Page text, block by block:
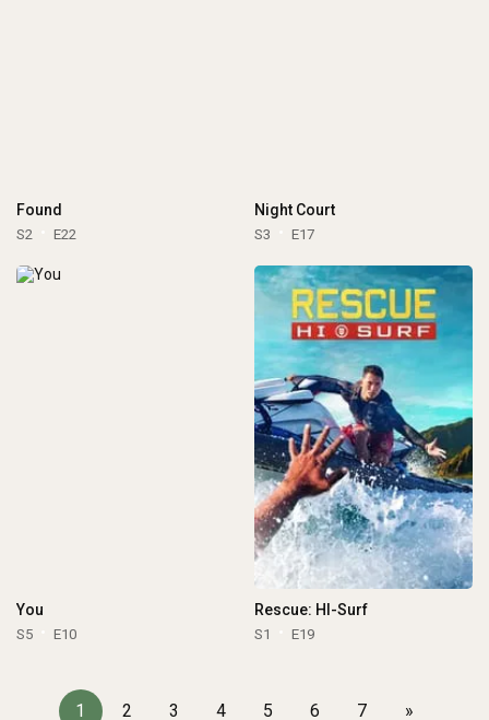
Found
S2 E22
Night Court
S3 E17
You
S5 E10
Rescue: HI-Surf
S1 E19
1 2 3 4 5 6 7 »